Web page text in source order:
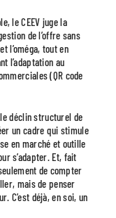
le CEEV juge la
de l’offre sans
l’oméga, tout en
l’adaptation au
(QR code
déclin structurel de
un cadre qui stimule
en marché et outille
s’adapter. Et, fait
de compter
mais de penser
C’est déjà, en soi, un